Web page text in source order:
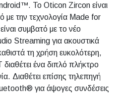
Το Oticon Zircon είναι
με την τεχνολογία Made for
συμβατό με το νέο
Streaming για ακουστικά
τη χρήση ευκολότερη,
ένα διπλό πλήκτρο
Διαθέτει επίσης τηλεπηγή
για άψογες συνδέσεις